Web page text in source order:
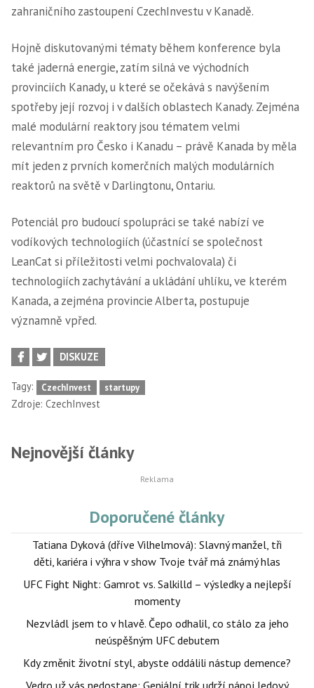
zahraničního zastoupení CzechInvestu v Kanadě.
Hojně diskutovanými tématy během konference byla
také jaderná energie, zatím silná ve východních
provinciích Kanady, u které se očekává s navýšením
spotřeby její rozvoj i v dalších oblastech Kanady. Zejména
malé modulární reaktory jsou tématem velmi
relevantním pro Česko i Kanadu – právě Kanada by měla
mít jeden z prvních komerčních malých modulárních
reaktorů na světě v Darlingtonu, Ontariu.
Potenciál pro budoucí spolupráci se také nabízí ve
vodíkových technologiích (účastnící se společnost
LeanCat si příležitosti velmi pochvalovala) či
technologiích zachytávání a ukládání uhlíku, ve kterém
Kanada, a zejména provincie Alberta, postupuje
významně vpřed.
DISKUZE
Tagy: CzechInvest startupy
Zdroje: CzechInvest
Nejnovější články
Doporučené články
Tatiana Dyková (dříve Vilhelmová): Slavný manžel, tři
děti, kariéra i výhra v show Tvoje tvář má známý hlas
UFC Fight Night: Gamrot vs. Salkilld – výsledky a nejlepší
momenty
Nezvládl jsem to v hlavě. Čepo odhalil, co stálo za jeho
neúspěšným UFC debutem
Kdy změnit životní styl, abyste oddálili nástup demence?
Vedro už vás nedostane: Geniální trik udrží nápoj ledový